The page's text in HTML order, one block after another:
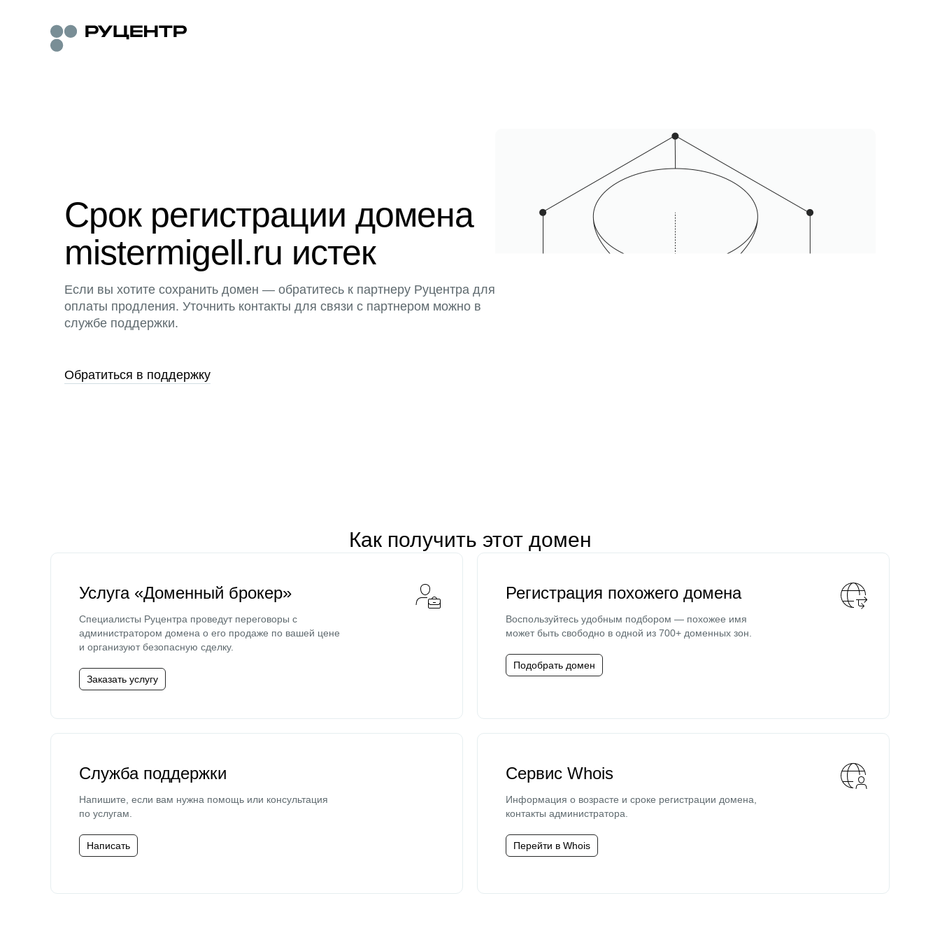
Срок регистрации домена
mistermigell.ru истек
Если вы хотите сохранить домен — обратитесь к партнеру Руцентра для
оплаты продления. Уточнить контакты для связи с партнером можно в
службе поддержки.
Обратиться в поддержку
Как получить этот домен
Услуга «Доменный брокер»
Специалисты Руцентра проведут переговоры с
администратором домена о его продаже по вашей цене
и организуют безопасную сделку.
Заказать услугу
Регистрация похожего домена
Воспользуйтесь удобным подбором — похожее имя
может быть свободно в одной из 700+ доменных зон.
Подобрать домен
Служба поддержки
Напишите, если вам нужна помощь или консультация
по услугам.
Написать
Сервис Whois
Информация о возрасте и сроке регистрации домена,
контакты администратора.
Перейти в Whois